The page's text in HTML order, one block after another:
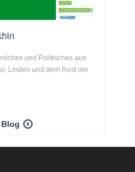
und Politisches aus
Linden und dem Rest der